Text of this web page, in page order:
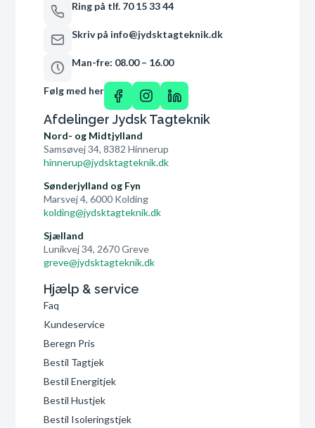
Ring på tlf. 70 15 33 44
Skriv på info@jydsktagteknik.dk
Man-fre: 08.00 – 16.00
Følg med her
Afdelinger Jydsk Tagteknik
Nord- og Midtjylland
Samsøvej 34, 8382 Hinnerup
hinnerup@jydsktagteknik.dk
Sønderjylland og Fyn
Marsvej 4, 6000 Kolding
kolding@jydsktagteknik.dk
Sjælland
Lunikvej 34, 2670 Greve
greve@jydsktagteknik.dk
Hjælp & service
Faq
Kundeservice
Beregn Pris
Bestil Tagtjek
Bestil Energitjek
Bestil Hustjek
Bestil Isoleringstjek